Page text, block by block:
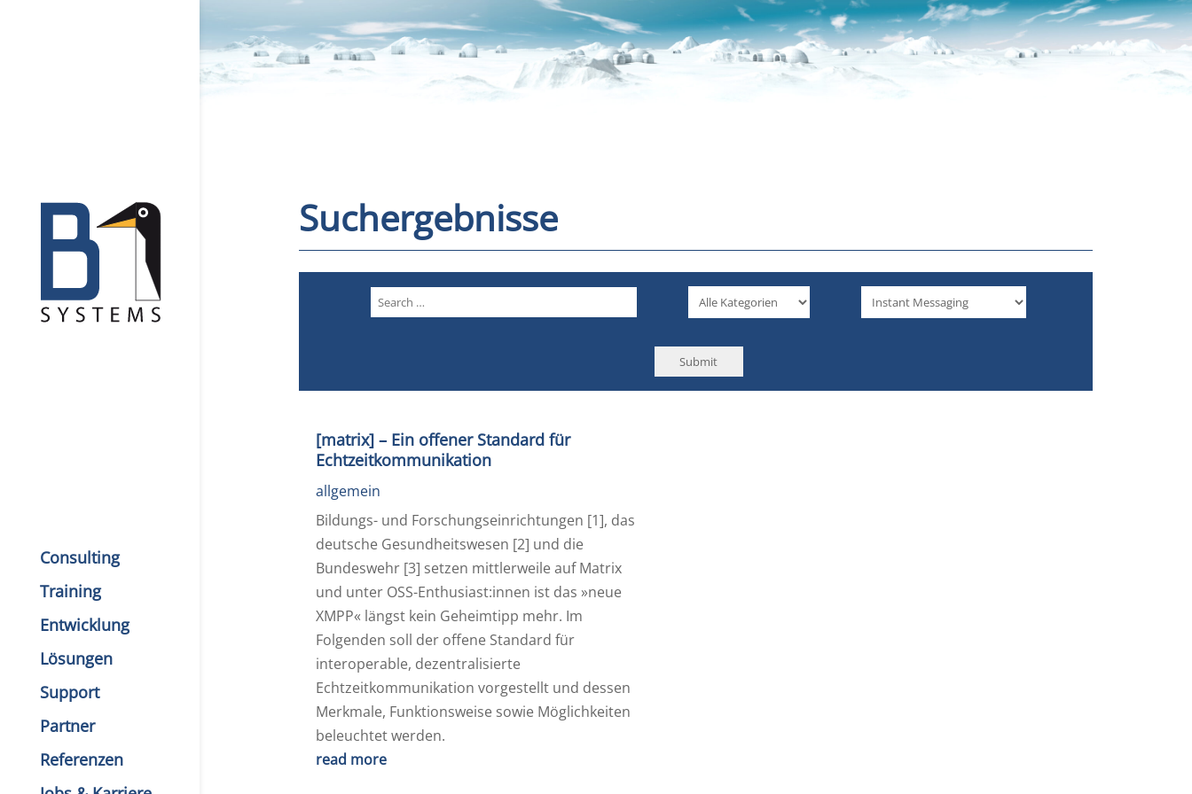
Consulting
Training
Entwicklung
Lösungen
Support
Partner
Referenzen
Suchergebnisse
[matrix] – Ein offener Standard für
Echtzeitkommunikation
allgemein
Bildungs- und Forschungseinrichtungen [1], das
deutsche Gesundheitswesen [2] und die
Bundeswehr [3] setzen mittlerweile auf Matrix
und unter OSS-Enthusiast:innen ist das »neue
XMPP« längst kein Geheimtipp mehr. Im
Folgenden soll der offene Standard für
interoperable, dezentralisierte
Echtzeitkommunikation vorgestellt und dessen
Merkmale, Funktionsweise sowie Möglichkeiten
beleuchtet werden.
read more